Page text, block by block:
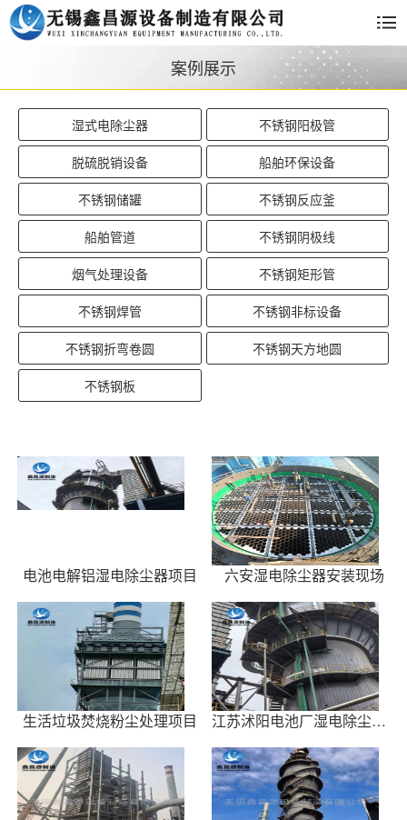
案例展示
湿式电除尘器 不锈钢阳极管
脱硫脱销设备 船舶环保设备
不锈钢储罐 不锈钢反应釜
船舶管道 不锈钢阴极线
烟气处理设备 不锈钢矩形管
不锈钢焊管 不锈钢非标设备
不锈钢折弯卷圆 不锈钢天方地圆
不锈钢板
电池电解铝湿电除尘器项目 六安湿电除尘器安装现场
生活垃圾焚烧粉尘处理项目 江苏沭阳电池厂湿电除尘器施工